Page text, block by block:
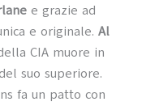
e grazie ad
e originale. Al
CIA muore in
suo superiore.
fa un patto con